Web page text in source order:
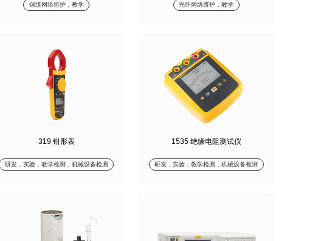
铜缆网络维护，教学 光纤网络维护，教学
319 钳形表
研发，实验，教学检测，机械设备检测
1535 绝缘电阻测试仪
研发，实验，教学检测，机械设备检测